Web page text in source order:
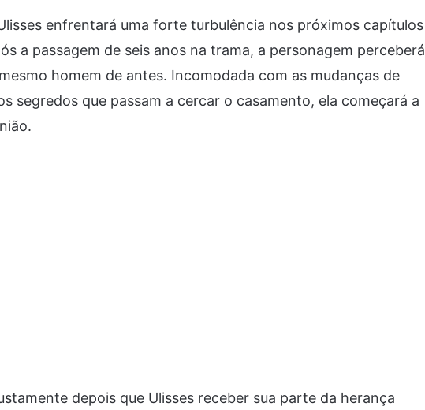
enfrentará uma forte turbulência nos próximos capítulos
a passagem de seis anos na trama, a personagem perceberá
homem de antes. Incomodada com as mudanças de
segredos que passam a cercar o casamento, ela começará a
depois que Ulisses receber sua parte da herança